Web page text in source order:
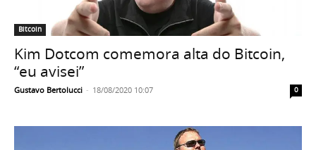
Bitcoin
Kim Dotcom comemora alta do Bitcoin,
“eu avisei”
Gustavo Bertolucci - 18/08/2020 10:07 0